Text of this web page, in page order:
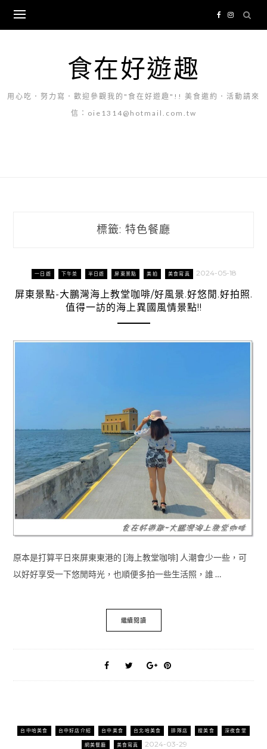
content
食在好遊趣
用心吃．努力寫．歡迎參觀我的"食在好遊趣"!! 美食邀約．活動請來
信：oie1314@hotmail.com.tw
標籤: 特色餐廳
一日遊 下午茶 半日遊 屏東景點 美拍 美食寫真 2024-05-18
屏東景點-大鵬灣海上教堂咖啡/好風景.好悠閒.好拍照.
值得一訪的海上異國風情景點!!
原本是打算平日來屏東東港的 [海上教堂咖啡] 人潮會少一些，可
以好好享受一下悠閒時光，也順便多拍一些生活照，誰 …
繼續閱讀
台中哈美食 台中好店介紹 台中美食 台北哈美食 排隊店 搜美食 深夜食堂
網美餐廳 美食寫真 2024-03-29